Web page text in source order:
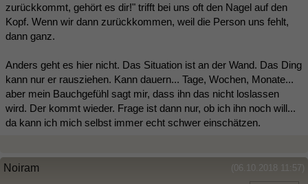
zurückkommt, gehört es dir!" trifft bei uns oft den Nagel auf den
Kopf. Wenn wir dann zurückkommen, weil die Person uns fehlt,
dann ganz.
Anders geht es hier nicht. Das Situation ist an der Wand. Das Ding
kann nur er rausziehen. Kann dauern... Tage, Wochen, Monate...
aber mein Bauchgefühl sagt mir, dass ihn das nicht loslassen
wird. Der kommt wieder. Frage ist dann nur, ob ich ihn noch will...
da kann ich mich selbst immer echt schwer einschätzen.
(06.10.2018 11:57)
Noiram